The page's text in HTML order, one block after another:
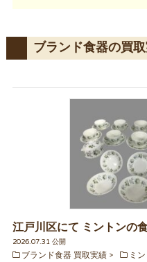
ブランド食器の買
江戸川区にて ミントンの
2026.07.31 公開
ブランド食器 買取実績
ミ